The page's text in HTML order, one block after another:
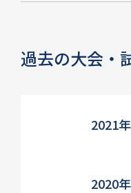
過去の大会・
2021
2020